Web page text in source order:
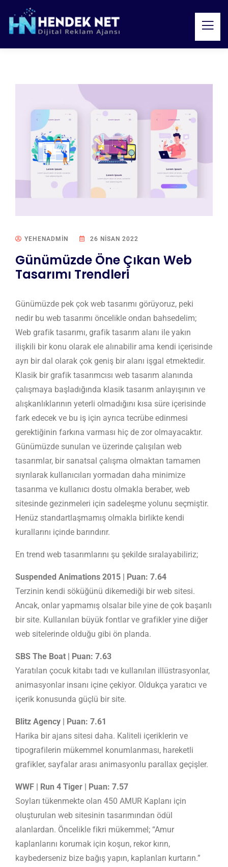
YEHENADMIN 26 NISAN 2022
Günümüzde Öne Çıkan Web
Tasarımı Trendleri
Günümüzde pek çok web tasarımı görüyoruz, peki
nedir bu web tasarımı öncelikle ondan bahsedelim;
Web grafik tasarımı, grafik tasarım alanı ile yakın
ilişkili bir konu olarak ele alınabilir ama kendi içerisinde
ayrı bir dal olarak çok geniş bir alanı işgal etmektedir.
Klasik bir grafik tasarımcısı web tasarım alanında
çalışmaya başladığında klasik tasarım anlayışının ve
alışkanlıklarının yeterli olmadığını kısa süre içerisinde
fark edecek ve bu iş için ayrıca tecrübe edinmesi
gerektiğinin farkına varması hiç de zor olmayacaktır.
Günümüzde sunulan ve üzerinde çalışılan web
tasarımlar, bir sanatsal çalışma olmaktan tamamen
sıyrılarak kullanıcıları yormadan daha minimize
tasarıma ve kullanıcı dostu olmakla beraber, web
sitesinde gezinmeleri için sadeleşme yolunu seçmiştir.
Henüz standartlaşmamış olmakla birlikte kendi
kurallarını içinde barındırır.
En trend web tasarımlarını şu şekilde sıralayabiliriz;
Suspended Animations 2015 | Puan: 7.64
Terzinin kendi söküğünü dikemediği bir web sitesi.
Ancak, onlar yapmamış olsalar bile yine de çok başarılı
bir site. Kullanılan büyük fontlar ve grafikler yine diğer
web sitelerinde olduğu gibi ön planda.
SBS The Boat | Puan: 7.63
Yaratılan çocuk kitabı tadı ve kullanılan illüstrasyonlar,
animasyonlar insanı içine çekiyor. Oldukça yaratıcı ve
içerik konusunda güçlü bir site.
Blitz Agency | Puan: 7.61
Harika bir ajans sitesi daha. Kaliteli içeriklerin ve
tipografilerin mükemmel konumlanması, hareketli
grafikler, sayfalar arası animasyonlu parallax geçişler.
WWF | Run 4 Tiger | Puan: 7.57
Soyları tükenmekte olan 450 AMUR Kaplanı için
oluşturulan web sitesinin tasarımından ödül
alanlardan. Öncelikle fikri mükemmel; “Amur
kaplanlarını korumak için koşun, rekor kırın,
kaybederseniz bize bağış yapın, kaplanları kurtarın.”